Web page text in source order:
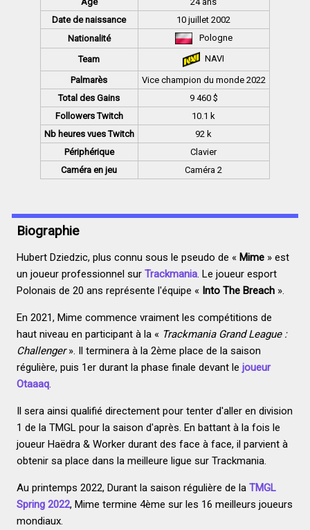
Date de naissance
10 juillet 2002
Nationalité
Pologne
Team NAVI
Palmarès
Vice champion du monde 2022
Total des Gains
9 460 $
Followers Twitch
10.1 k
Nb heures vues Twitch
92 k
Périphérique
Clavier
Caméra en jeu
Caméra 2
Biographie
Hubert Dziedzic, plus connu sous le pseudo de « Mime » est
un joueur professionnel sur Trackmania. Le joueur esport
Polonais de 20 ans représente l'équipe « Into The Breach».
En 2021, Mime commence vraiment les compétitions de
haut niveau en participant à la « Trackmania Grand League :
Challenger». Il terminera à la 2ème place de la saison
régulière, puis 1er durant la phase finale devant le joueur
Otaaaq.
Il sera ainsi qualifié directement pour tenter d'aller en division
1 de la TMGL pour la saison d'après. En battant à la fois le
joueur Haëdra & Worker durant des face à face, il parvient à
obtenir sa place dans la meilleure ligue sur Trackmania.
Au printemps 2022, Durant la saison régulière de la TMGL
Spring 2022, Mime termine 4ème sur les 16 meilleurs joueurs
mondiaux.